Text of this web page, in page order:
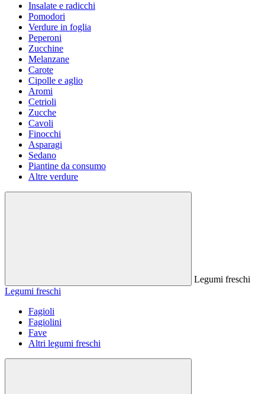
Insalate e radicchi
Pomodori
Verdure in foglia
Peperoni
Zucchine
Melanzane
Carote
Cipolle e aglio
Aromi
Cetrioli
Zucche
Cavoli
Finocchi
Asparagi
Sedano
Piantine da consumo
Altre verdure
Legumi freschi
Legumi freschi
Fagioli
Fagiolini
Fave
Altri legumi freschi